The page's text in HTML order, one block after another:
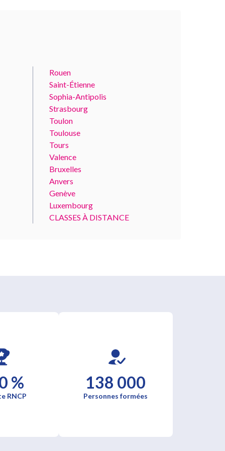
Rouen
Saint-Étienne
Sophia-Antipolis
Strasbourg
Toulon
Toulouse
Tours
Valence
Bruxelles
Anvers
Genève
Luxembourg
CLASSES À DISTANCE
%
RNCP
138 000
Personnes formées